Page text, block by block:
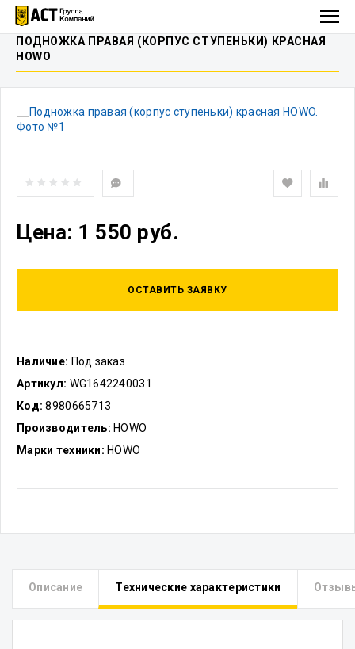
ПОДНОЖКА ПРАВАЯ (КОРПУС СТУПЕНЬКИ) КРАСНАЯ
HOWO
Наличие: Под заказ
Артикул: WG1642240031
Код: 8980665713
Производитель: HOWO
Марки техники: HOWO
Цена: 1 550 руб.
ОСТАВИТЬ ЗАЯВКУ
Описание Технические характеристики